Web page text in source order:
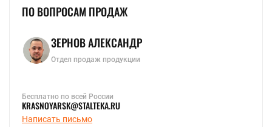
ПО ВОПРОСАМ ПРОДАЖ
ЗЕРНОВ АЛЕКСАНДР
Отдел продаж продукции
Бесплатно по всей России
KRASNOYARSK@STALTEKA.RU
Написать письмо